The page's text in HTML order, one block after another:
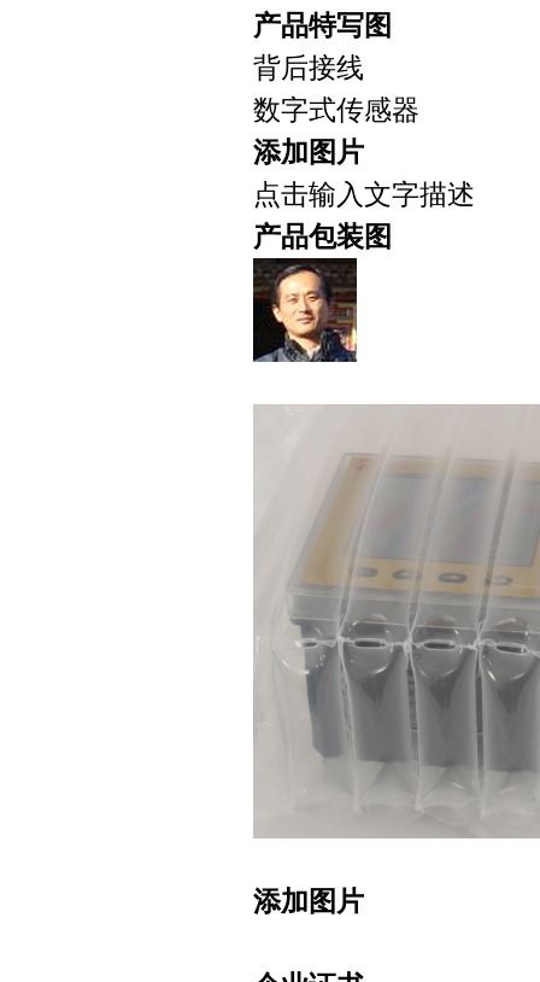
产品特写图
背后接线
数字式传感器
添加图片
点击输入文字描述
产品包装图
添加图片